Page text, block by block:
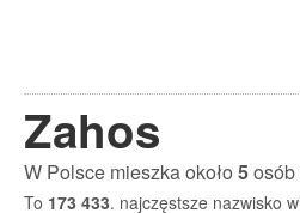
Zahos
W Polsce mieszka około5
To 173 433. najczęstsze nazwisko